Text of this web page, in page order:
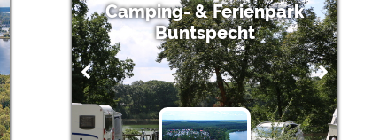
Camping- & Ferienpark
Buntspecht